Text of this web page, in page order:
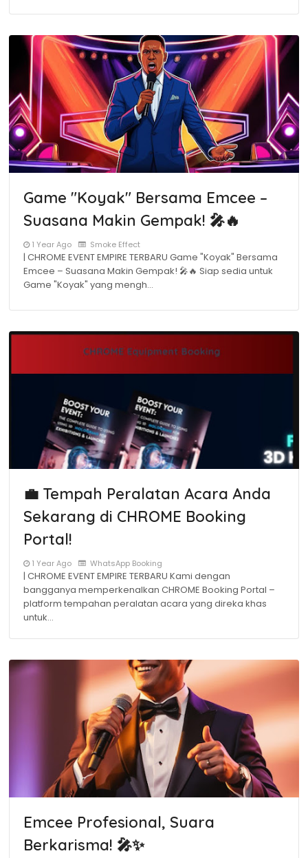
Game "Koyak" Bersama Emcee –
Suasana Makin Gempak! 🎤🔥
1 Year Ago Smoke Effect
| CHROME EVENT EMPIRE TERBARU Game "Koyak" Bersama
Emcee – Suasana Makin Gempak! 🎤🔥 Siap sedia untuk
Game "Koyak" yang mengh…
💼 Tempah Peralatan Acara Anda
Sekarang di CHROME Booking
Portal!
1 Year Ago WhatsApp Booking
| CHROME EVENT EMPIRE TERBARU Kami dengan
bangganya memperkenalkan CHROME Booking Portal –
platform tempahan peralatan acara yang direka khas
untuk…
Emcee Profesional, Suara
Berkarisma! 🎤✨